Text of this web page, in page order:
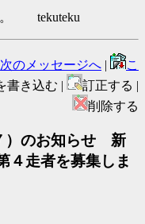
。 tekuteku
次のメッセージへ |
こ
書き込む |
訂正する |
削除する
）のお知らせ 新
４走者を募集しま